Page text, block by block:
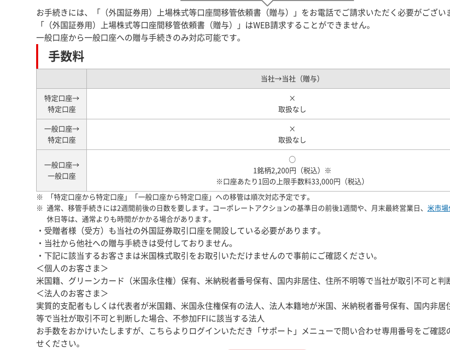
お手続きには、「（外国証券用）上場株式等口座間移管依頼書（贈与）」をお電話でご請求いただく必要がござい
「（外国証券用）上場株式等口座間移管依頼書（贈与）」はWEB請求することができません。
一般口座から一般口座への贈与手続きのみ対応可能です。
手数料
当社→当社（贈与）
特定口座→
特定口座
×
取扱なし
一般口座→
特定口座
×
取扱なし
一般口座→
一般口座
○
1銘柄2,200円（税込）
※
※口座あたり1回の上限手数料33,000円（税込）
「特定口座から特定口座」「一般口座から特定口座」への移管は順次対応予定です。
通常、移管手続きには2週間前後の日数を要します。コーポレートアクションの基準日の前後1週間や、月末最終営業日、 米市場
休日等は、通常よりも時間がかかる場合があります。
・受贈者様（受方）も当社の外国証券取引口座を開設している必要があります。
・当社から他社への贈与手続きは受付しておりません。
・下記に該当するお客さまは米国株式取引をお取引いただけませんので事前にご確認ください。
＜個人のお客さま＞
米国籍、グリーンカード（米国永住権）保有、米納税者番号保有、国内非居住、住所不明等で当社が取引不可と判
＜法人のお客さま＞
実質的支配者もしくは代表者が米国籍、米国永住権保有の法人、法人本籍地が米国、米納税者番号保有、国内非居
等で当社が取引不可と判断した場合、不参加FFIに該当する法人
お手数をおかけいたしますが、こちらよりログインいただき「サポート」メニューで問い合わせ専用番号をご確認
せください。